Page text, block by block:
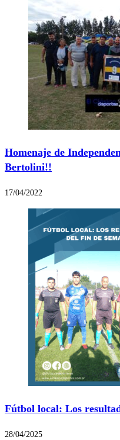
Homenaje de
Bertolini!!
17/04/2022
Fútbol local: Los
28/04/2025